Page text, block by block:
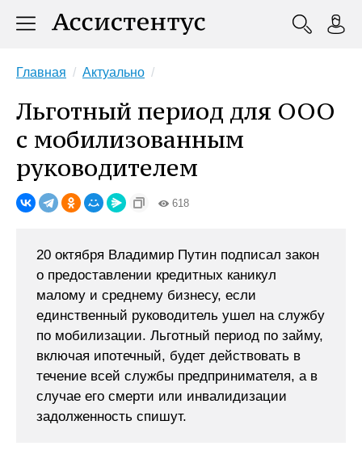
Главная Актуально
Льготный период для ООО
с мобилизованным
руководителем
618
20 октября Владимир Путин подписал закон
о предоставлении кредитных каникул
малому и среднему бизнесу, если
единственный руководитель ушел на службу
по мобилизации. Льготный период по займу,
включая ипотечный, будет действовать в
течение всей службы предпринимателя, а в
случае его смерти или инвалидизации
задолженность спишут.